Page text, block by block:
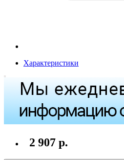
Характеристики
2 907 р.